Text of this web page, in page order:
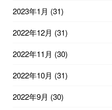
2023年1月 (31)
2022年12月 (31)
2022年11月 (30)
2022年10月 (31)
2022年9月 (30)